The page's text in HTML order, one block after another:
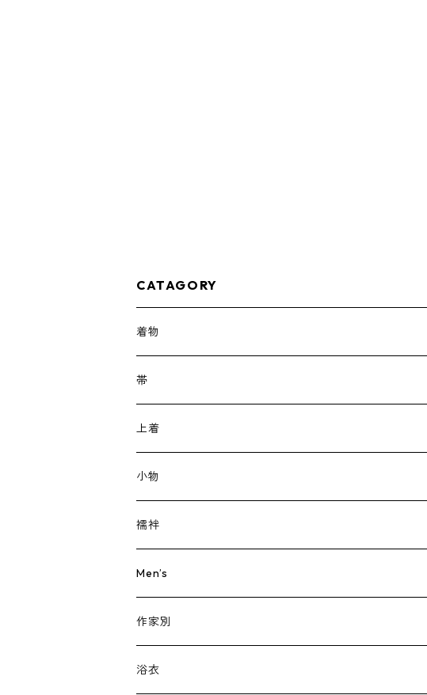
CATAGORY
着物
カジュアル
小紋
紬
フォーマル
訪問着・つけさげ
色無地
帯
名古屋帯
半幅帯
洒落袋帯
袋帯
丸帯
兵児帯・その他
上着
羽織
道行
道中着
防寒コート
雨ゴート
小物
帯留
帯締め
帯揚げ
根付
襦袢
長襦袢
肌襦袢
Men’s
着物
帯
作家別
虹の奏苑 はにえ
浴衣